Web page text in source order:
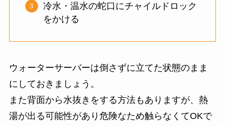
冷水・温水の蛇口にチャイルドロック
をかける
ウォーターサーバーは倒さずに立てた状態のまま
にしておきましょう。
また背面から水抜きをする方法もありますが、熱
湯が出る可能性があり危険なため触らなくてOKで